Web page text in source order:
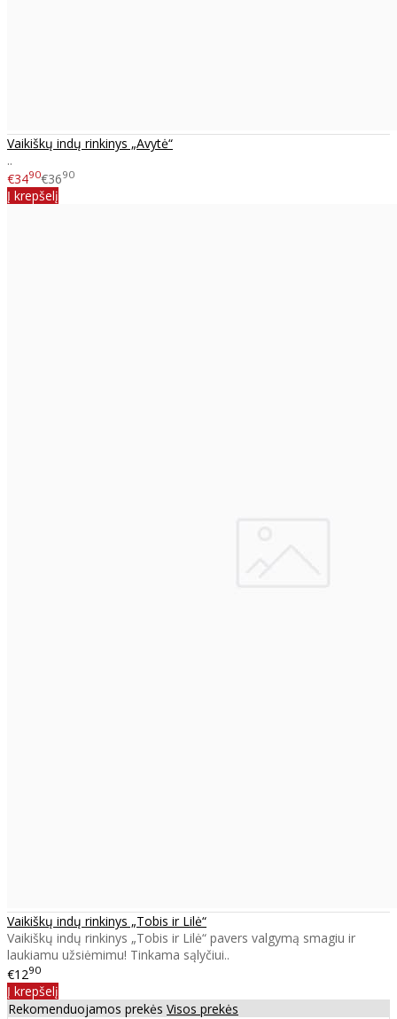
Vaikiškų indų rinkinys „Avytė“
..
€3490€3690
Į krepšelį
Vaikiškų indų rinkinys „Tobis ir Lilė“
Vaikiškų indų rinkinys „Tobis ir Lilė“ pavers valgymą smagiu ir
laukiamu užsiėmimu! Tinkama sąlyčiui..
€1290
Į krepšelį
Rekomenduojamos prekės Visos prekės